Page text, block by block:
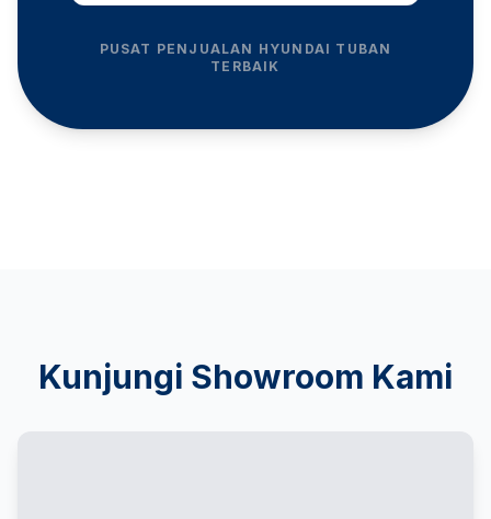
PUSAT PENJUALAN HYUNDAI TUBAN
TERBAIK
Kunjungi Showroom Kami